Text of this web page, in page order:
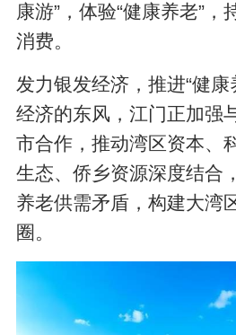
康游”，体验“健康养老”，
消费。
发力银发经济，推进“健康
经济的东风，江门正加强
市合作，推动湾区资本、
生态、侨乡资源深度结合
养老供需矛盾，构建大湾
圈。